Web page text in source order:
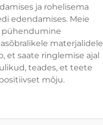
ja rohelisema
edendamises. Meie
pühendumine
materjalidele
et saate ringlemise ajal
teades, et teete
mõju.